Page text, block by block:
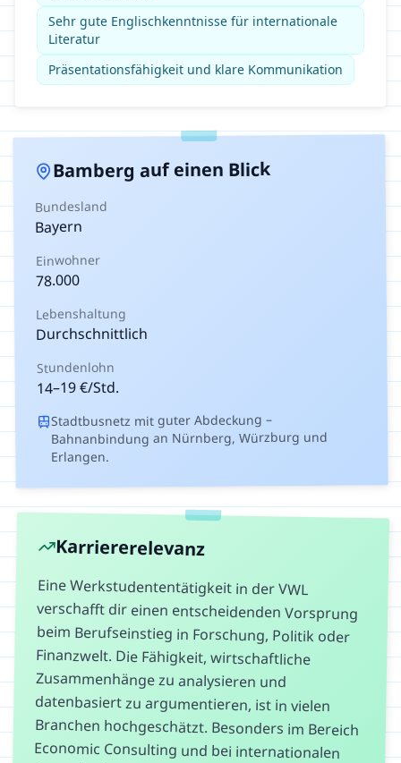
Sehr gute Englischkenntnisse für internationale
Literatur
Präsentationsfähigkeit und klare Kommunikation
Bamberg auf einen Blick
Bundesland
Bayern
Einwohner
78.000
Lebenshaltung
Durchschnittlich
Stundenlohn
14–19€/Std.
Stadtbusnetz mit guter Abdeckung –
Bahnanbindung an Nürnberg, Würzburg und
Erlangen.
Karriererelevanz
Eine Werkstudententätigkeit in der VWL
verschafft dir einen entscheidenden Vorsprung
beim Berufseinstieg in Forschung, Politik oder
Finanzwelt. Die Fähigkeit, wirtschaftliche
Zusammenhänge zu analysieren und
datenbasiert zu argumentieren, ist in vielen
Branchen hochgeschätzt. Besonders im Bereich
Economic Consulting und bei internationalen
Organisationen werden praktische Erfahrungen